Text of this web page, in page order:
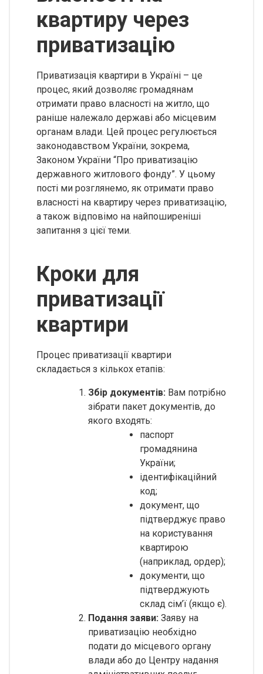
квартиру через
приватизацію
Приватизація квартири в Україні – це
процес, який дозволяє громадянам
отримати право власності на житло, що
раніше належало державі або місцевим
органам влади. Цей процес регулюється
законодавством України, зокрема,
Законом України “Про приватизацію
державного житлового фонду”. У цьому
пості ми розглянемо, як отримати право
власності на квартиру через приватизацію,
а також відповімо на найпоширеніші
запитання з цієї теми.
Кроки для
приватизації
квартири
Процес приватизації квартири
складається з кількох етапів:
Збір документів: Вам потрібно
зібрати пакет документів, до
якого входять:
паспорт
громадянина
України;
ідентифікаційний
код;
документ, що
підтверджує право
на користування
квартирою
(наприклад, ордер);
документи, що
підтверджують
склад сім’ї (якщо є).
Подання заяви: Заяву на
приватизацію необхідно
подати до місцевого органу
влади або до Центру надання